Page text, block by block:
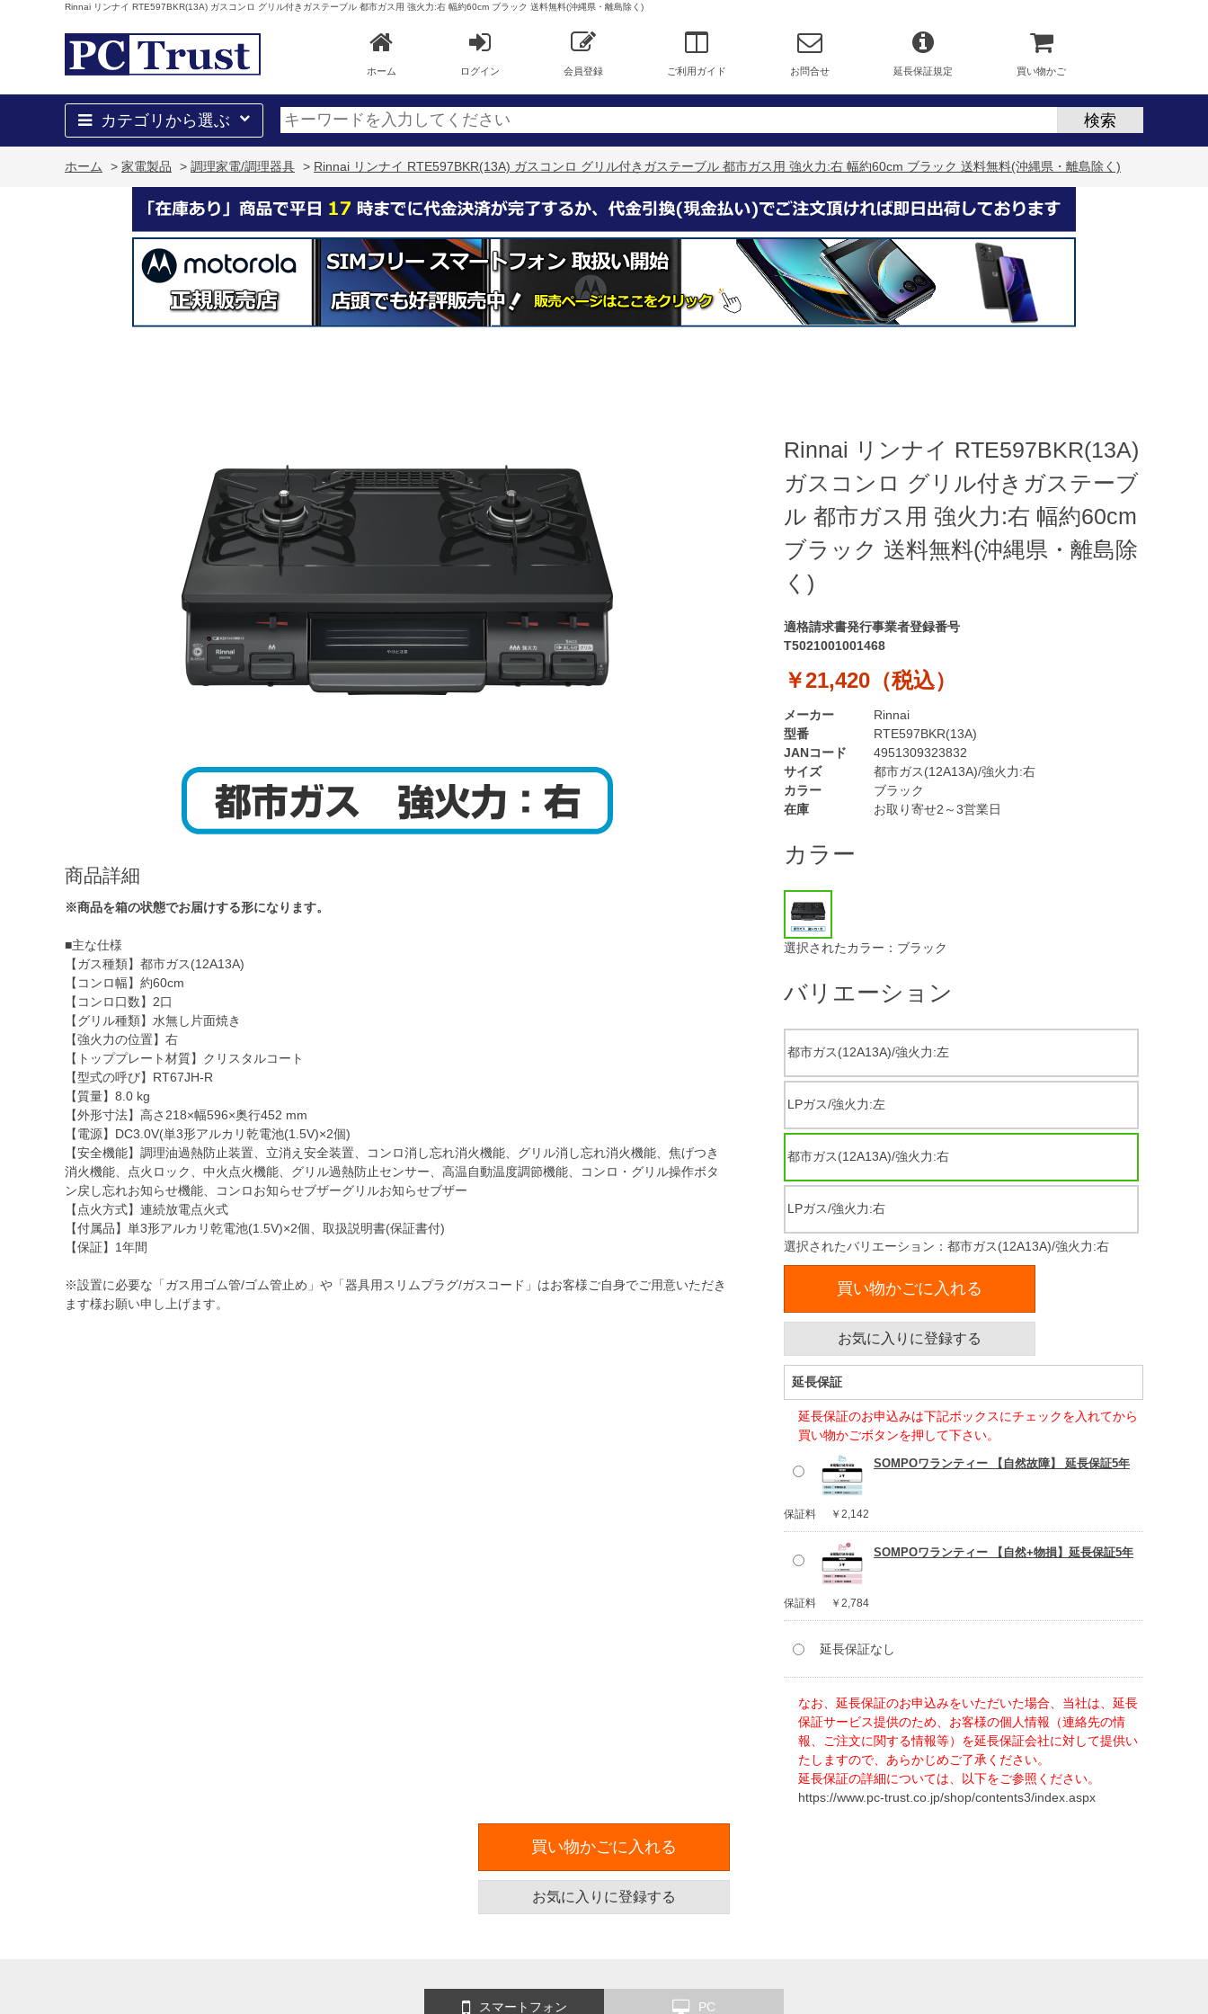
Rinnai リンナイ RTE597BKR(13A) ガスコンロ グリル付きガステーブル 都市ガス用 強火力:右 幅約60cm ブラック 送料無料(沖縄県・離島除く)
ホーム ログイン 会員登録 ご利用ガイド お問合せ 延長保証規定 買い物かご
カテゴリから選ぶ
ホーム > 家電製品 > 調理家電/調理器具 > Rinnai リンナイ RTE597BKR(13A) ガスコンロ グリル付きガステーブル 都市ガス用 強火力:右 幅約60cm ブラック 送料無料(沖縄県・離島除く)
商品詳細
※商品を箱の状態でお届けする形になります。
■主な仕様
【ガス種類】都市ガス(12A13A)
【コンロ幅】約60cm
【コンロ口数】2口
【グリル種類】水無し片面焼き
【強火力の位置】右
【トッププレート材質】クリスタルコート
【型式の呼び】RT67JH-R
【質量】8.0 kg
【外形寸法】高さ218×幅596×奥行452 mm
【電源】DC3.0V(単3形アルカリ乾電池(1.5V)×2個)
【安全機能】調理油過熱防止装置、立消え安全装置、コンロ消し忘れ消火機能、グリル消し忘れ消火機能、焦げつき
消火機能、点火ロック、中火点火機能、グリル過熱防止センサー、高温自動温度調節機能、コンロ・グリル操作ボタ
ン戻し忘れお知らせ機能、コンロお知らせブザーグリルお知らせブザー
【点火方式】連続放電点火式
【付属品】単3形アルカリ乾電池(1.5V)×2個、取扱説明書(保証書付)
【保証】1年間
※設置に必要な「ガス用ゴム管/ゴム管止め」や「器具用スリムプラグ/ガスコード」はお客様ご自身でご用意いただき
ます様お願い申し上げます。
Rinnai リンナイ RTE597BKR(13A)
ガスコンロ グリル付きガステーブ
ル 都市ガス用 強火力:右 幅約60cm
ブラック 送料無料(沖縄県・離島除
く)
適格請求書発行事業者登録番号
T5021001001468
￥21,420（税込）
型番
RTE597BKR(13A)
JANコード
4951309323832
サイズ
都市ガス(12A13A)/強火力:右
カラー
ブラック
在庫
お取り寄せ2～3営業日
メーカー Rinnai
カラー
選択されたカラー：ブラック
バリエーション
都市ガス(12A13A)/強火力:左
LPガス/強火力:左
都市ガス(12A13A)/強火力:右
LPガス/強火力:右
選択されたバリエーション：都市ガス(12A13A)/強火力:右
買い物かごに入れる
お気に入りに登録する
延長保証
延長保証のお申込みは下記ボックスにチェックを入れてから
買い物かごボタンを押して下さい。
SOMPOワランティー 【自然故障】 延長保証5年
保証料 ￥2,142
SOMPOワランティー 【自然+物損】延長保証5年
保証料 ￥2,784
延長保証なし
なお、延長保証のお申込みをいただいた場合、当社は、延長
保証サービス提供のため、お客様の個人情報（連絡先の情
報、ご注文に関する情報等）を延長保証会社に対して提供い
たしますので、あらかじめご了承ください。
延長保証の詳細については、以下をご参照ください。
https://www.pc-trust.co.jp/shop/contents3/index.aspx
買い物かごに入れる
お気に入りに登録する
スマートフォン PC